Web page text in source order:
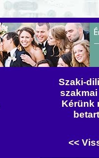
Szaki-
Kérünk
<<